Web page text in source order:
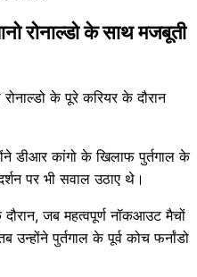
रोनाल्डो के साथ मजबूती
रोनाल्डो के पूरे करियर के दौरान
डीआर कांगो के खिलाफ पुर्तगाल के
पर भी सवाल उठाए थे।
जब महत्वपूर्ण नॉकआउट मैचों
उन्होंने पुर्तगाल के पूर्व कोच फर्नांडो